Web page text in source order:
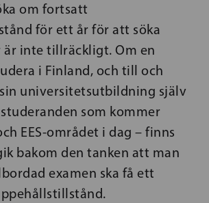
om fortsatt
för ett år för att söka
är inte tillräckligt. Om en
i Finland, och till och
universitetsutbildning själv
som kommer
EES-området i dag – finns
bakom den tanken att man
examen ska få ett